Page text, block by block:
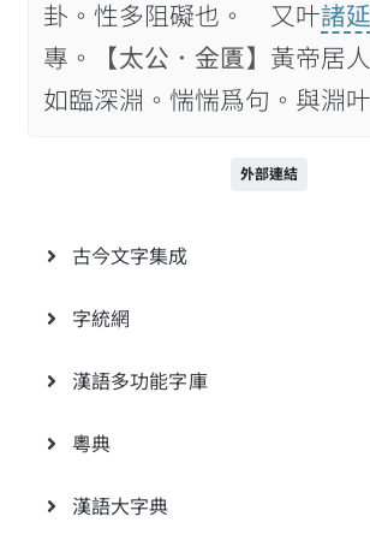
卦。性多阻礙也。 又叶諸
專。
【太公．金匱】 黃帝居
如臨深淵。惴惴爲句。與淵叶
外部連結
古今文字集成
字統網
漢語多功能字庫
粵典
漢語大字典